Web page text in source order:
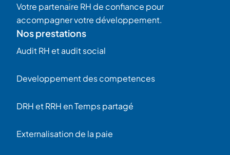
Votre partenaire RH de confiance pour
accompagner votre développement.
Nos prestations
Audit RH et audit social
Developpement des competences
DRH et RRH en Temps partagé
Externalisation de la paie